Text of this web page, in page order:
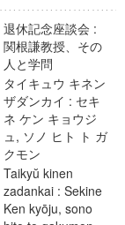
退休記念座談会 :
関根謙教授、その
人と学問
タイキュウ キネン
ザダンカイ : セキ
ネ ケン キョウジ
ュ, ソノ ヒト ト ガ
クモン
Taikyŭ kinen
zadankai : Sekine
Ken kyōju, sono